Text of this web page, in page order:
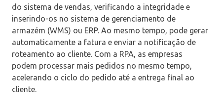
do sistema de vendas, verificando a integridade e
inserindo-os no sistema de gerenciamento de
armazém (WMS) ou ERP. Ao mesmo tempo, pode gerar
automaticamente a fatura e enviar a notificação de
roteamento ao cliente. Com a RPA, as empresas
podem processar mais pedidos no mesmo tempo,
acelerando o ciclo do pedido até a entrega final ao
cliente.